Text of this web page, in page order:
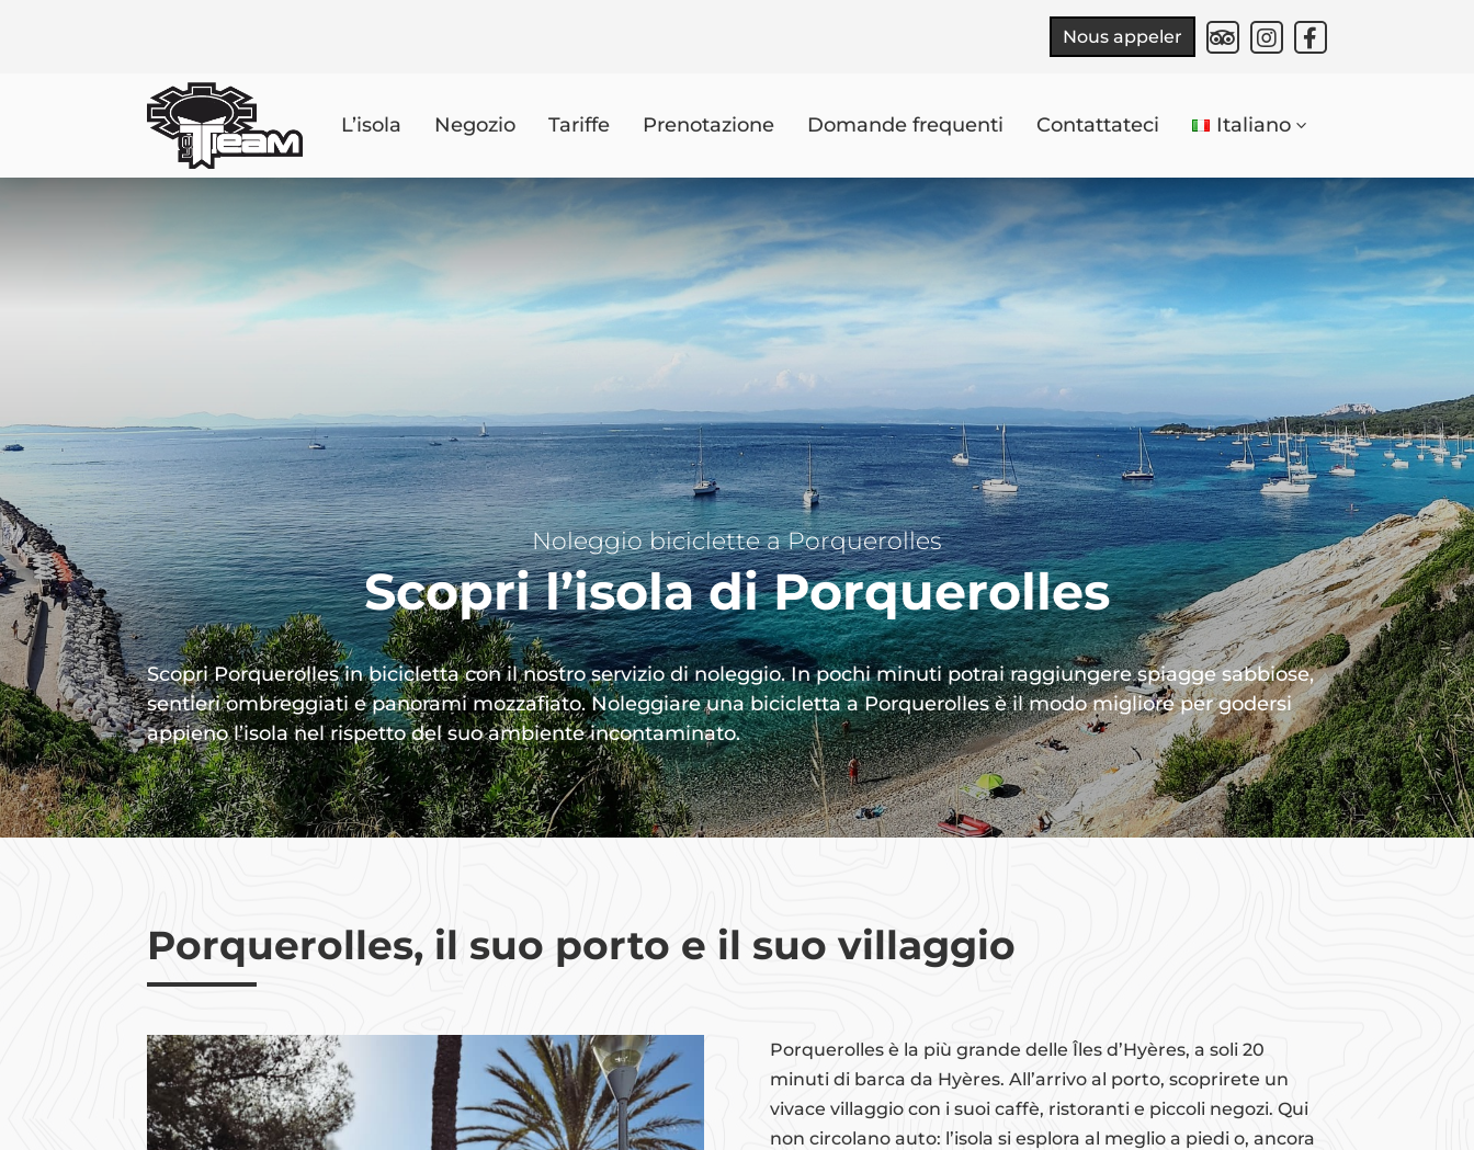
Nous appeler   
L’isola Negozio Tariffe Prenotazione Domande frequenti Contattateci Italiano3
Noleggio biciclette a Porquerolles
Scopri l’isola di Porquerolles
Scopri Porquerolles in bicicletta con il nostro servizio di noleggio. In pochi minuti potrai raggiungere spiagge sabbiose,
sentieri ombreggiati e panorami mozzafiato. Noleggiare una bicicletta a Porquerolles è il modo migliore per godersi
appieno l’isola nel rispetto del suo ambiente incontaminato.
Porquerolles, il suo porto e il suo villaggio
Porquerolles è la più grande delle Îles d’Hyères, a soli 20
minuti di barca da Hyères. All’arrivo al porto, scoprirete un
vivace villaggio con i suoi caffè, ristoranti e piccoli negozi. Qui
non circolano auto: l’isola si esplora al meglio a piedi o, ancora